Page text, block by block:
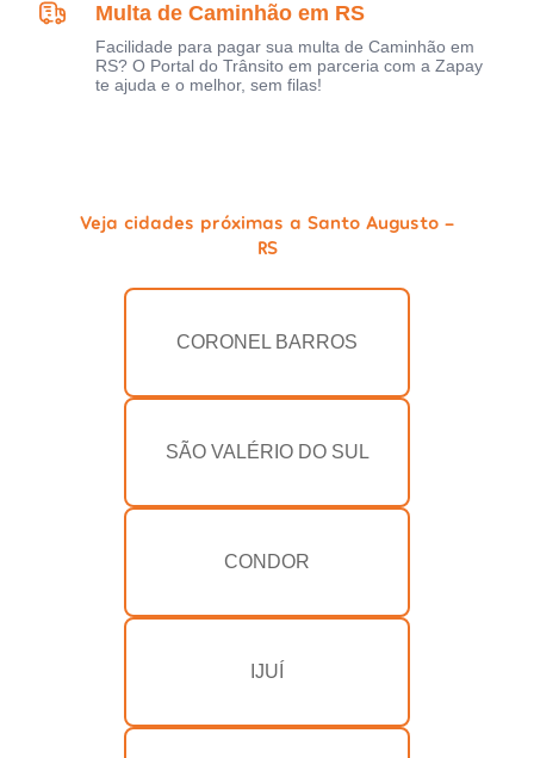
Multa de Caminhão em RS
Facilidade para pagar sua multa de Caminhão em
RS? O Portal do Trânsito em parceria com a Zapay
te ajuda e o melhor, sem filas!
Veja cidades próximas a Santo Augusto -
RS
CORONEL BARROS
SÃO VALÉRIO DO SUL
CONDOR
IJUÍ